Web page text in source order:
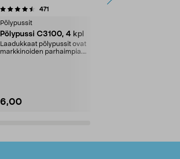
471
Pölypussit
Pölypussi C3100, 4 kpl
Laadukkaat pölypussit ovat
markkinoiden parhaimpia.
6,00
4.5viidestä